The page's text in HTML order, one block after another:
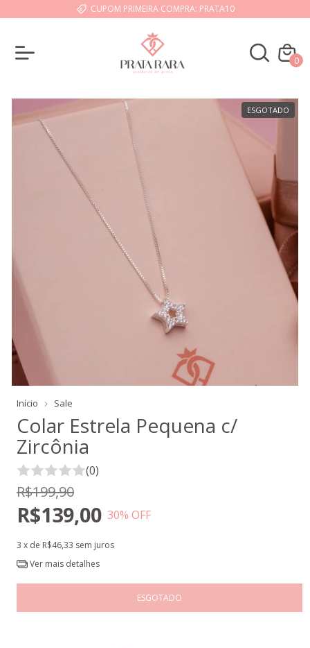
CUPOM PRIMEIRA COMPRA: PRATA10
0
ESGOTADO
Início Sale
Colar Estrela Pequena c/
Zircônia
(0)
R$199,90
R$139,00 30% OFF
3 x de R$46,33 sem juros
Ver mais detalhes